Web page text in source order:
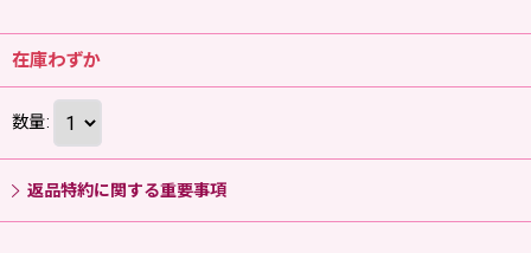
在庫わずか
数量:
返品特約に関する重要事項